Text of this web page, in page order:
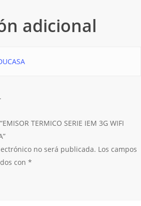
adicional
TERMICO SERIE IEM 3G WIFI
no será publicada. Los campos
con *